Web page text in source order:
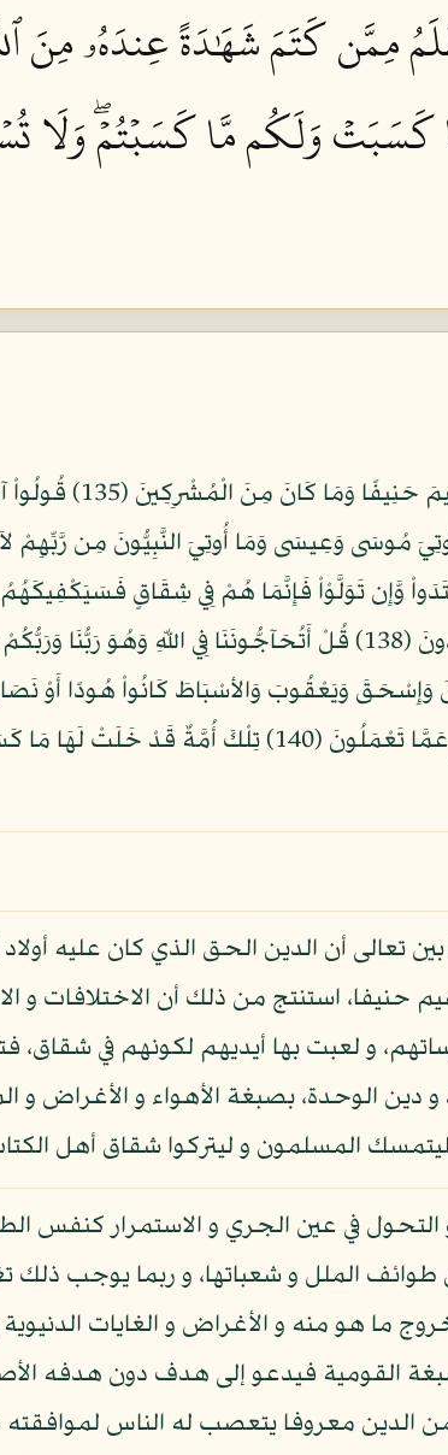
مِمَّن كَتَمَ شَهَٰدَةً عِندَهُۥ مِنَ
وَلَكُم مَّا كَسَبۡتُمۡۖ وَلَا
وَقَالُواْ كُونُواْ هُودًا أَوْ
مُوسَى وَعِيسَى وَمَا أُوتِيَ النَّبِيُّونَ مِن رَّبِّهِمْ
صِبْغَةَ اللّهِ وَمَنْ أَحْسَنُ مِنَ اللّهِ صِبْغَةً وَنَحْنُ لَهُ عَابِدونَ (138) قُلْ
وَإِسْمَاعِيلَ وَإِسْحَقَ وَيَعْقُوبَ وَالأسْبَاطَ كَانُواْ هُودًا
أَظْلَمُ مِمَّن كَتَمَ شَهَادَةً عِندَهُ مِنَ اللّهِ وَمَا اللّهُ بِغَافِلٍ عَمَّا
بين تعالى أن الدين الحق الذي كان عليه
حنيفا، استنتج من ذلك أن الاختلافات و
و لعبت بها أيديهم لكونهم في شقاق،
دين الوحدة، بصبغة الأهواء و الأغراض و
المسلمون و ليتركوا شقاق أهل
التحول في عين الجري و الاستمرار كنفس
الملل و شعباتها، و ربما يوجب ذلك
ما هو منه و الأغراض و الغايات
القومية فيدعو إلى هدف دون هدفه
الدين معروفا يتعصب له الناس